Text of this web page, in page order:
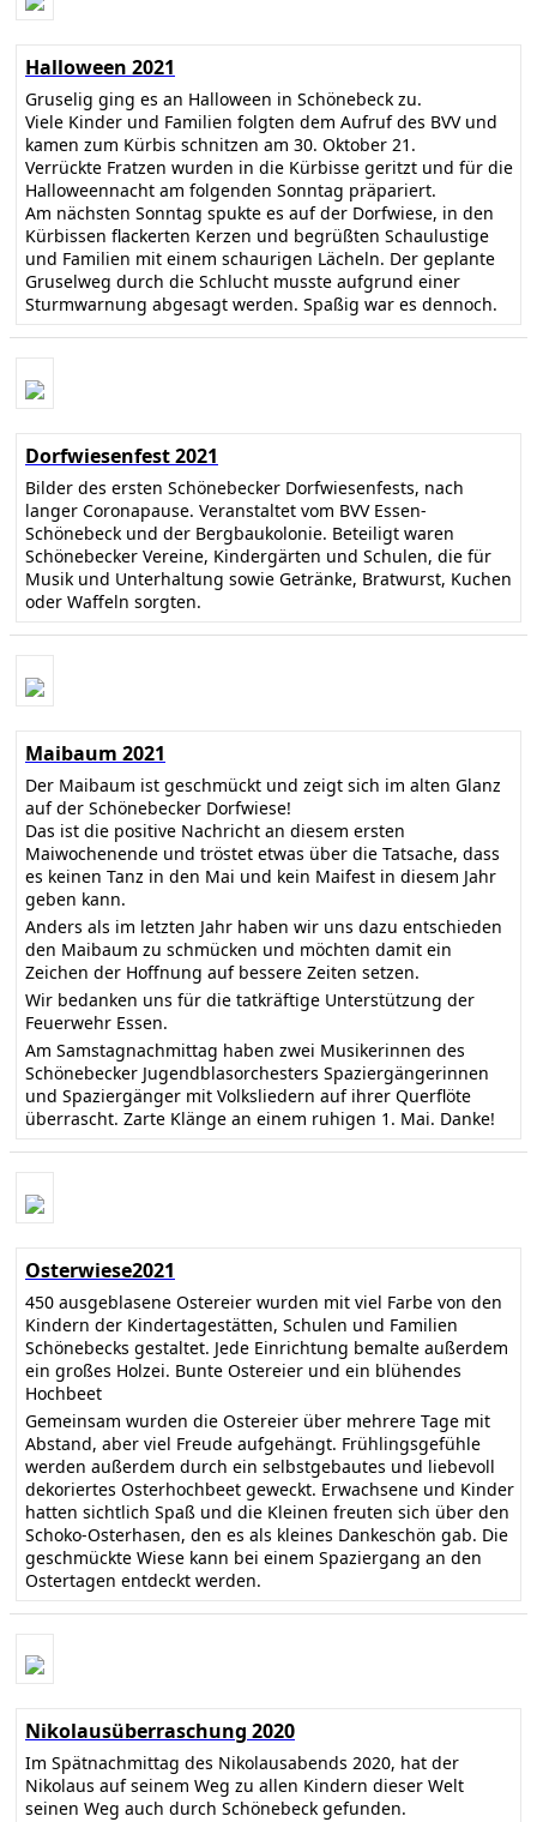
Halloween 2021
Gruselig ging es an Halloween in Schönebeck zu.
Viele Kinder und Familien folgten dem Aufruf des BVV und
kamen zum Kürbis schnitzen am 30. Oktober 21.
Verrückte Fratzen wurden in die Kürbisse geritzt und für die
Halloweennacht am folgenden Sonntag präpariert.
Am nächsten Sonntag spukte es auf der Dorfwiese, in den
Kürbissen flackerten Kerzen und begrüßten Schaulustige
und Familien mit einem schaurigen Lächeln. Der geplante
Gruselweg durch die Schlucht musste aufgrund einer
Sturmwarnung abgesagt werden. Spaßig war es dennoch.
Dorfwiesenfest 2021
Bilder des ersten Schönebecker Dorfwiesenfests, nach
langer Coronapause. Veranstaltet vom BVV Essen-
Schönebeck und der Bergbaukolonie. Beteiligt waren
Schönebecker Vereine, Kindergärten und Schulen, die für
Musik und Unterhaltung sowie Getränke, Bratwurst, Kuchen
oder Waffeln sorgten.
Maibaum 2021
Der Maibaum ist geschmückt und zeigt sich im alten Glanz
auf der Schönebecker Dorfwiese!
Das ist die positive Nachricht an diesem ersten
Maiwochenende und tröstet etwas über die Tatsache, dass
es keinen Tanz in den Mai und kein Maifest in diesem Jahr
geben kann.
Anders als im letzten Jahr haben wir uns dazu entschieden
den Maibaum zu schmücken und möchten damit ein
Zeichen der Hoffnung auf bessere Zeiten setzen.
Wir bedanken uns für die tatkräftige Unterstützung der
Feuerwehr Essen.
Am Samstagnachmittag haben zwei Musikerinnen des
Schönebecker Jugendblasorchesters Spaziergängerinnen
und Spaziergänger mit Volksliedern auf ihrer Querflöte
überrascht. Zarte Klänge an einem ruhigen 1. Mai. Danke!
Osterwiese2021
450 ausgeblasene Ostereier wurden mit viel Farbe von den
Kindern der Kindertagestätten, Schulen und Familien
Schönebecks gestaltet. Jede Einrichtung bemalte außerdem
ein großes Holzei. Bunte Ostereier und ein blühendes
Hochbeet
Gemeinsam wurden die Ostereier über mehrere Tage mit
Abstand, aber viel Freude aufgehängt. Frühlingsgefühle
werden außerdem durch ein selbstgebautes und liebevoll
dekoriertes Osterhochbeet geweckt. Erwachsene und Kinder
hatten sichtlich Spaß und die Kleinen freuten sich über den
Schoko-Osterhasen, den es als kleines Dankeschön gab. Die
geschmückte Wiese kann bei einem Spaziergang an den
Ostertagen entdeckt werden.
Nikolausüberraschung 2020
Im Spätnachmittag des Nikolausabends 2020, hat der
Nikolaus auf seinem Weg zu allen Kindern dieser Welt
seinen Weg auch durch Schönebeck gefunden.